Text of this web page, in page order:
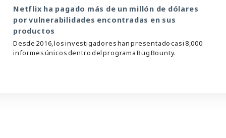
Netflix ha pagado más de un millón de dólares
por vulnerabilidades encontradas en sus
productos
Desde 2016, los investigadores han presentado casi 8,000
informes únicos dentro del programa Bug Bounty.